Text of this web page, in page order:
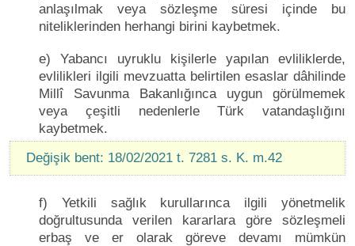
anlaşılmak veya sözleşme süresi içinde bu
niteliklerinden herhangi birini kaybetmek.
e) Yabancı uyruklu kişilerle yapılan evliliklerde,
evlilikleri ilgili mevzuatta belirtilen esaslar dâhilinde
Millî Savunma Bakanlığınca uygun görülmemek
veya çeşitli nedenlerle Türk vatandaşlığını
kaybetmek.
Değişik bent: 18/02/2021 t. 7281 s. K. m.42
f) Yetkili sağlık kurullarınca ilgili yönetmelik
doğrultusunda verilen kararlara göre sözleşmeli
erbaş ve er olarak göreve devamı mümkün